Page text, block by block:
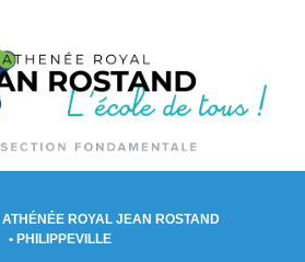
ATHÉNÉE ROYAL JEAN ROSTAND
• PHILIPPEVILLE